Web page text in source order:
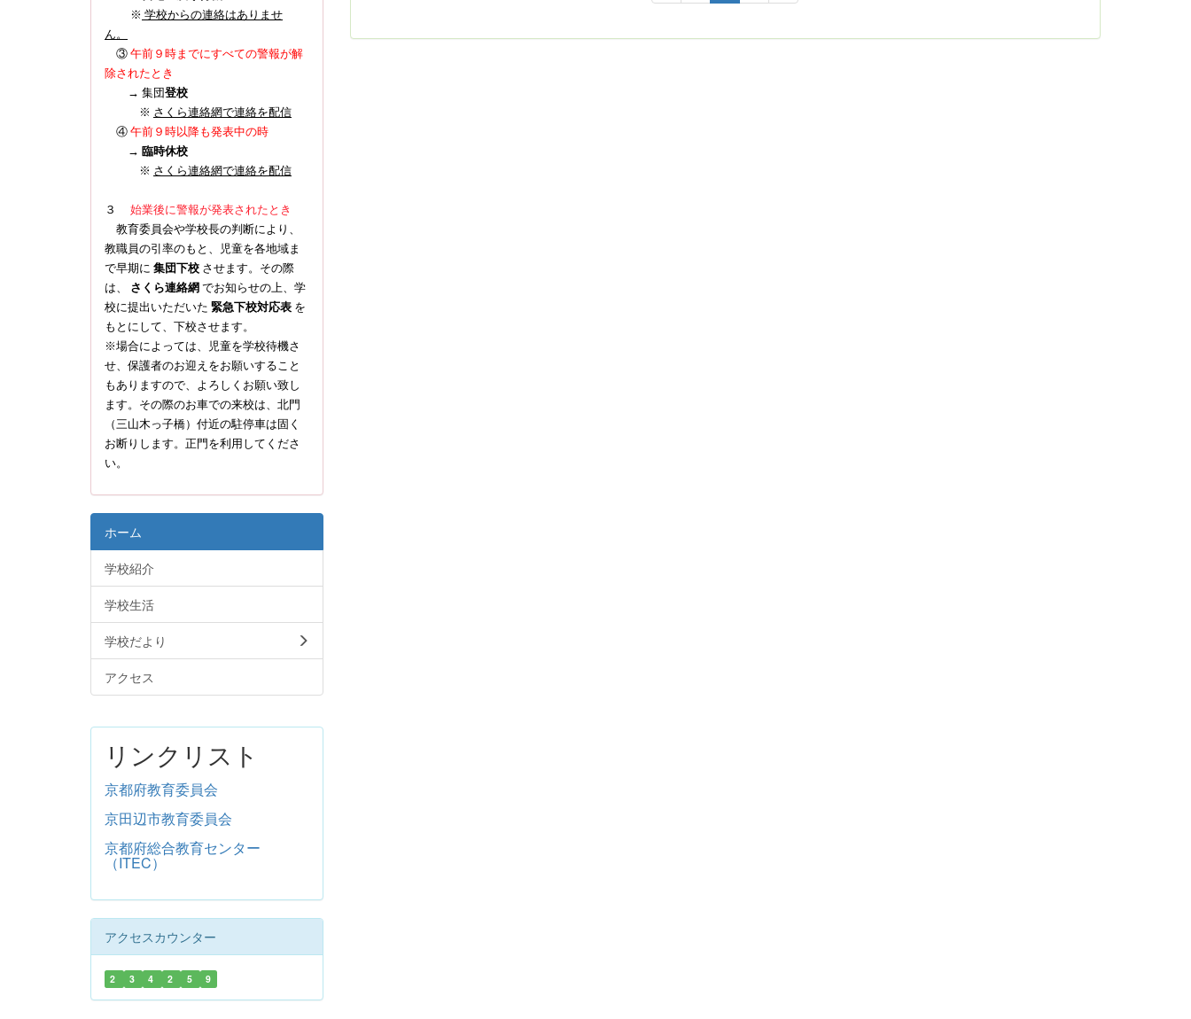
※ 学校からの連絡はありませ
ん。
③ 午前９時までにすべての警報が解
除されたとき
→ 集団登校
※ さくら連絡網で連絡を配信
④ 午前９時以降も発表中の時
→ 臨時休校
※ さくら連絡網で連絡を配信
３ 始業後に警報が発表されたとき
教育委員会や学校長の判断により、
教職員の引率のもと、児童を各地域ま
で早期に 集団下校 させます。その際
は、 さくら連絡網 でお知らせの上、学
校に提出いただいた 緊急下校対応表 を
もとにして、下校させます。
※場合によっては、児童を学校待機さ
せ、保護者のお迎えをお願いすること
もありますので、よろしくお願い致し
ます。その際のお車での来校は、北門
（三山木っ子橋）付近の駐停車は固く
お断りします。正門を利用してくださ
い。
ホーム
学校紹介
学校生活
学校だより
アクセス
リンクリスト
京都府教育委員会
京田辺市教育委員会
京都府総合教育センター
（ITEC）
アクセスカウンター
2 3 4 2 5 9